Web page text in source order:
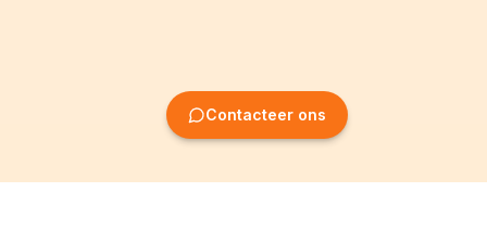
Contacteer ons